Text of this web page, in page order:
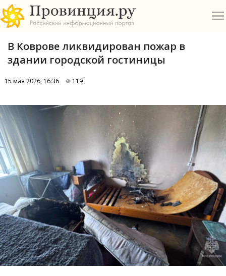
В
Е
О
Р
С
В Коврове ликвидирован пожар в
здании городской гостиницы
15 мая 2026, 16:36 119